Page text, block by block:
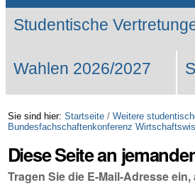
Studentische
Wahlen 2026/2027
Sie sind hier: Startseite / Weitere
Bundesfachschaftenkonferenz
Diese Seite an
Tragen Sie die E-Mail-Adresse